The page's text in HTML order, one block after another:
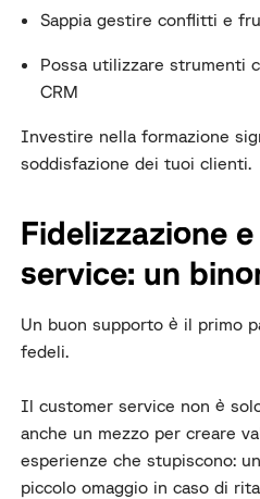
Sappia gestire conflitti e
Possa utilizzare strumenti
CRM
Investire nella formazione
soddisfazione dei tuoi clienti.
Fidelizzazione
service: un
Un buon supporto è il primo
fedeli.
Il customer service non è
anche un mezzo per creare
esperienze che stupiscono:
piccolo omaggio in caso di